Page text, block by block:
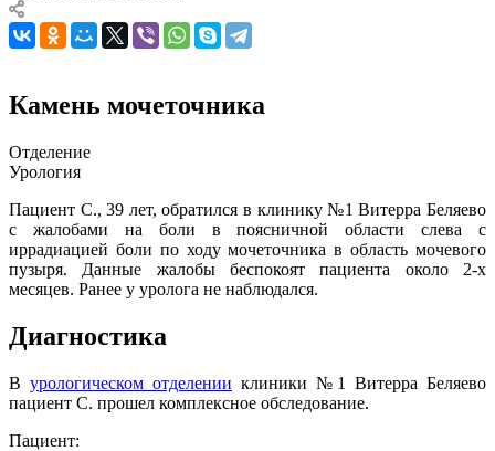
Камень мочеточника
Отделение
Урология
Пациент С., 39 лет, обратился в клинику №1 Витерра Беляево
с жалобами на боли в поясничной области слева с
иррадиацией боли по ходу мочеточника в область мочевого
пузыря. Данные жалобы беспокоят пациента около 2-х
месяцев. Ранее у уролога не наблюдался.
Диагностика
В урологическом отделении клиники №1 Витерра Беляево
пациент С. прошел комплексное обследование.
Пациент: